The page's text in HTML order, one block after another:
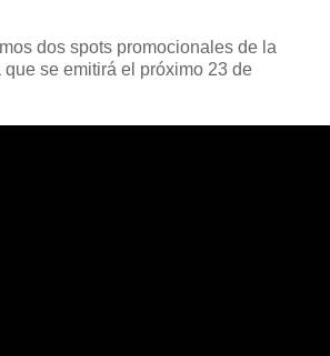
dos spots promocionales de la
se emitirá el próximo 23 de